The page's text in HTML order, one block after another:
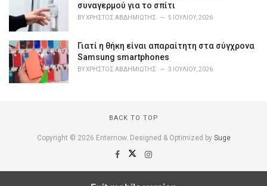
συναγερμού για το σπίτι
BYΧΡΉΣΤΟΣ ΑΒΔΗΜΙΏΤΗΣ 5 ΙΟΥΛΊΟΥ, 2026
Γιατί η θήκη είναι απαραίτητη στα σύγχρονα
Samsung smartphones
BYΧΡΉΣΤΟΣ ΑΒΔΗΜΙΏΤΗΣ 3 ΙΟΥΛΊΟΥ, 2026
BACK TO TOP
Copyright © 2026 Enternow. Designed & Optimized by Suge